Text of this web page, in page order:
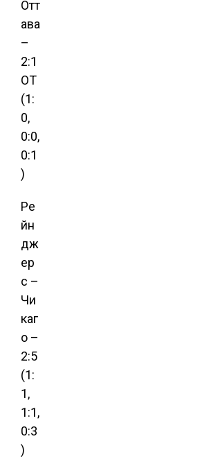
Отт
ава
–
2:1
ОТ
(1:
0,
0:0,
0:1
)
Ре
йн
дж
ер
с –
Чи
каг
о –
2:5
(1:
1,
1:1,
0:3
)